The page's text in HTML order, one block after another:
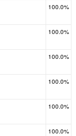
100.0%
100.0%
100.0%
100.0%
100.0%
100.0%